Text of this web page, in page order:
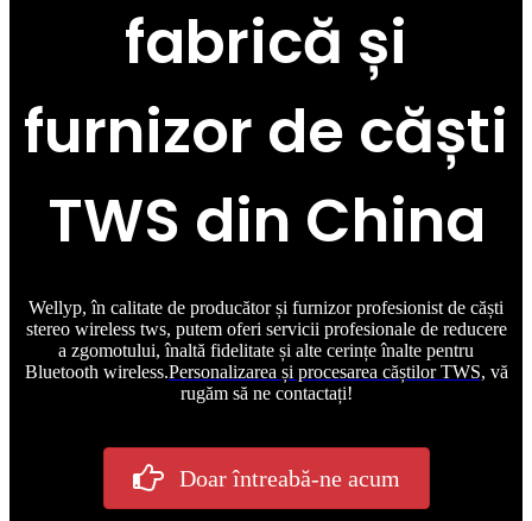
fabrică și
furnizor de căști
TWS din China
Wellyp, în calitate de producător și furnizor profesionist de căști
stereo wireless tws, putem oferi servicii profesionale de reducere
a zgomotului, înaltă fidelitate și alte cerințe înalte pentru
Bluetooth wireless.Personalizarea și procesarea căștilor TWS, vă
rugăm să ne contactați!
Doar întreabă-ne acum